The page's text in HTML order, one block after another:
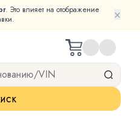
. Это влияет на отображение
×